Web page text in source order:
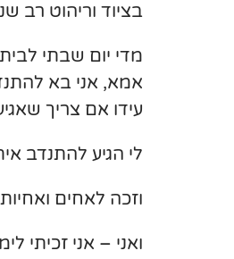
בציוד וריהוט רב
מדי יום שבתי
אמא, אני בא
עידו אם צריך
לי הגיע להתנדב
וזכה לאחים
ואני – אני